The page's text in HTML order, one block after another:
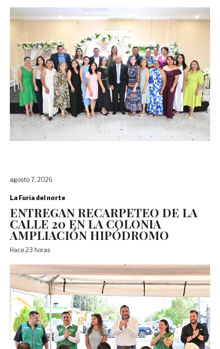
agosto 7, 2026
La Furia del norte
ENTREGAN RECARPETEO DE LA
CALLE 20 EN LA COLONIA
AMPLIACIÓN HIPÓDROMO
Hace 23 horas